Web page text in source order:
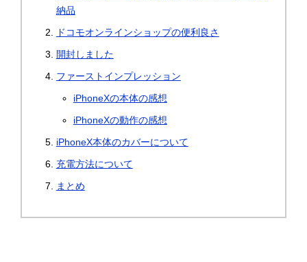
納品
ドコモオンラインショップの便利良さ
開封しました
ファーストインプレッション
iPhoneXの本体の感想
iPhoneXの動作の感想
iPhoneX本体のカバーについて
充電方法について
まとめ